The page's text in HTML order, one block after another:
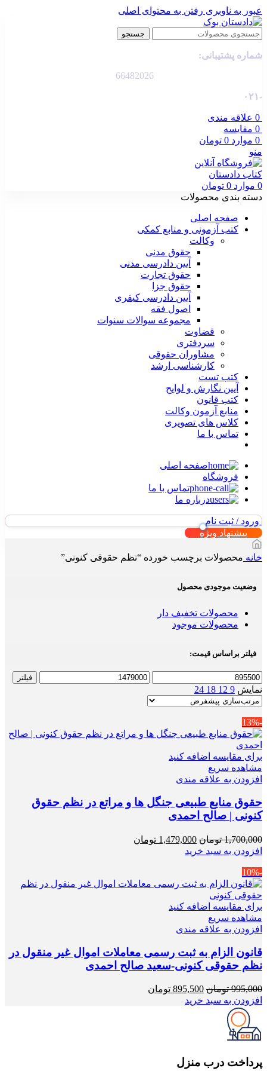
عبور به ناوبری رفتن به محتوای اصلی
جستجو
شماره پشتیبانی:
66482026
-۰۲۱
0 علاقه مندی
0 مقایسه
0 موارد 0 تومان
منو
0 موارد 0 تومان
دسته بندی محصولات
صفحه اصلی
کتب آزمونی و منابع کمکی
وکالت
حقوق مدنی
آیین دادرسی مدنی
حقوق تجارت
حقوق جزا
آیین دادرسی کیفری
اصول فقه
مجموعه سوالات سنوات
قضاوت
سردفتری
مشاوران حقوقی
کارشناسی ارشد
کتب تست
آیین نگارش و لوایح
کتب قانون
منابع آزمون وکالت
کلاس های تصویری
تماس با ما
صفحه اصلی
فروشگاه
تماس با ما
درباره ما
ورود / ثبت نام
پیشنهاد ویژه
خانه محصولات برچسب خورده “نظم حقوقی کنونی”
وضعیت موجودی محصول
محصولات تخفیف دار
محصولات موجود
فیلتر براساس قیمت:
حداقل
قیمت
حداکثر
فیلتر
نمایش 9
12
18
24
-13%
برای مقایسه اضافه کنید
مشاهده سریع
افزودن به علاقه مندی
حقوق منابع طبیعی جنگل ها و مراتع در نظم حقوق
کنونی | صالح احمدی
1,700,000 تومان قیمت
اصلی
1,479,000 تومان
افزودن به سبد خرید
-10%
برای مقایسه اضافه کنید
مشاهده سریع
افزودن به علاقه مندی
قانون الزام به ثبت رسمی معاملات اموال غیر منقول در
نظم حقوقی کنونی-سعید صالح احمدی
995,000 تومان قیمت
اصلی
895,500 تومان
افزودن به سبد خرید
پرداخت درب منزل